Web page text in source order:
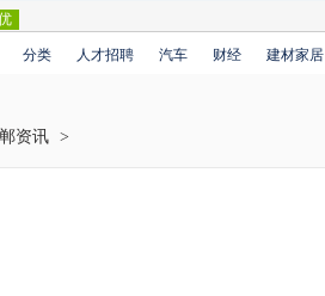
分类 人才招聘 汽车 财经 建材家居
资讯 >